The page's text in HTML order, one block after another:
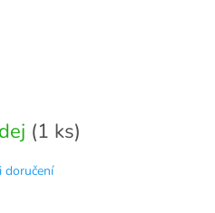
(1 ks)
doručení